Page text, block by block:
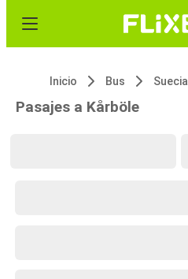
Inicio Bus Suecia
Pasajes a Kårböle